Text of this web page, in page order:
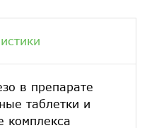
в препарате
таблетки и
комплекса